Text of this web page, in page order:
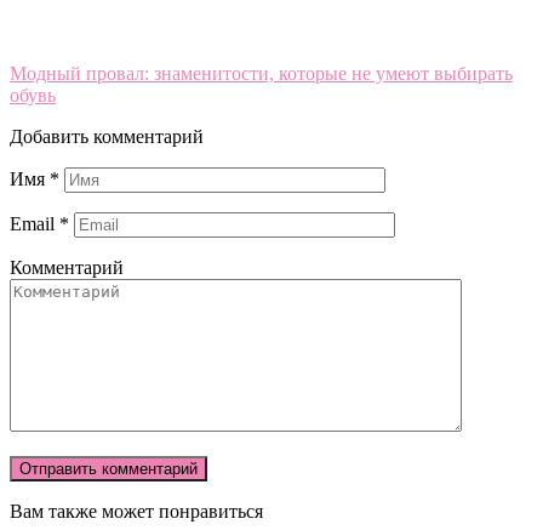
Модный провал: знаменитости, которые не умеют выбирать
обувь
Добавить комментарий
Имя *
Email *
Комментарий
Вам также может понравиться